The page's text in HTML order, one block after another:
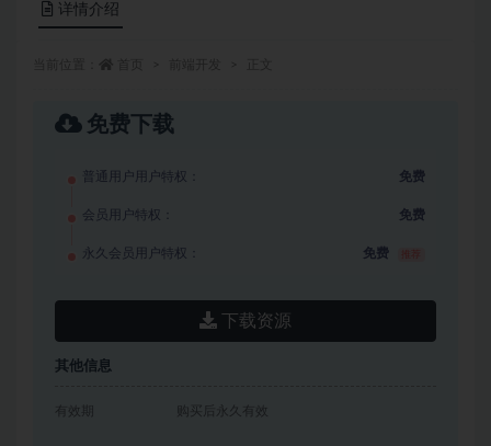
详情介绍
免费下载
普通用户用户特权： 免费
会员用户特权： 免费
永久会员用户特权： 免费
下载资源
其他信息
有效期 购买后永久有效